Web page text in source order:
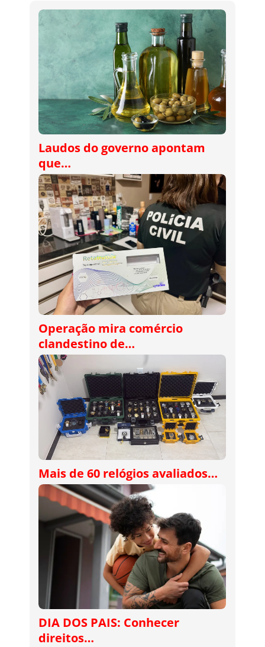
Laudos do governo apontam
que…
Operação mira comércio
clandestino de…
Mais de 60 relógios avaliados…
DIA DOS PAIS: Conhecer
direitos…